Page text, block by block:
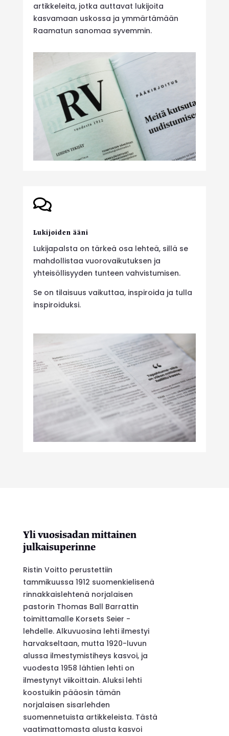
artikkeleita, jotka auttavat lukijoita
kasvamaan uskossa ja ymmärtämään
Raamatun sanomaa syvemmin.

Lukijoiden ääni
Lukijapalsta on tärkeä osa lehteä, sillä se
mahdollistaa vuorovaikutuksen ja
yhteisöllisyyden tunteen vahvistumisen.
Se on tilaisuus vaikuttaa, inspiroida ja tulla
inspiroiduksi.
Yli vuosisadan mittainen
julkaisuperinne
Ristin Voitto perustettiin
tammikuussa 1912 suomenkielisenä
rinnakkaislehtenä norjalaisen
pastorin Thomas Ball Barrattin
toimittamalle Korsets Seier -
lehdelle. Alkuvuosina lehti ilmestyi
harvakseltaan, mutta 1920-luvun
alussa ilmestymistiheys kasvoi, ja
vuodesta 1958 lähtien lehti on
ilmestynyt viikoittain. Aluksi lehti
koostuikin pääosin tämän
norjalaisen sisarlehden
suomennetuista artikkeleista. Tästä
vaatimattomasta alusta kasvoi